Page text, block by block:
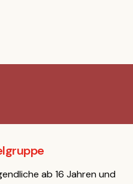
ab 16 Jahren und